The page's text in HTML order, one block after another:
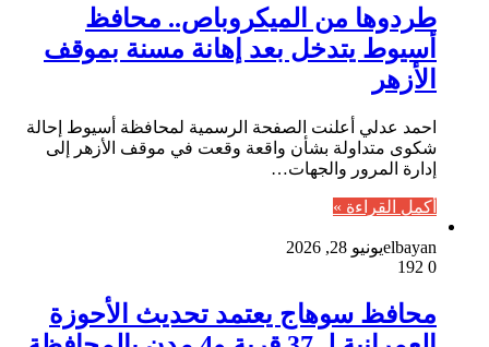
طردوها من الميكروباص.. محافظ
أسيوط يتدخل بعد إهانة مسنة بموقف
الأزهر
احمد عدلي أعلنت الصفحة الرسمية لمحافظة أسيوط إحالة
شكوى متداولة بشأن واقعة وقعت في موقف الأزهر إلى
إدارة المرور والجهات…
أكمل القراءة »
elbayanيونيو 28, 2026
0
محافظ سوهاج يعتمد تحديث الأحوزة